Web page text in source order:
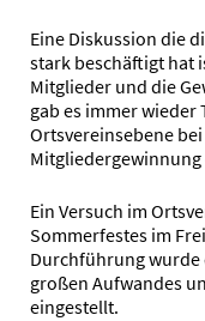
Eine Diskussion die
stark beschäftigt hat
Mitglieder und die
gab es immer wieder
Ortsvereinsebene
Ein Versuch im
Sommerfestes im
Durchführung wurde
großen Aufwandes
eingestellt.